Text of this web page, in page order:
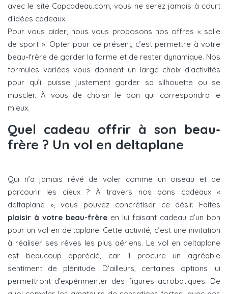
avec le site Capcadeau.com, vous ne serez jamais à court
d’idées cadeaux.
Pour vous aider, nous vous proposons nos offres « salle
de sport ». Opter pour ce présent, c’est permettre à votre
beau-frère de garder la forme et de rester dynamique. Nos
formules variées vous donnent un large choix d’activités
pour qu’il puisse justement garder sa silhouette ou se
muscler. À vous de choisir le bon qui correspondra le
mieux.
Quel cadeau offrir à son beau-
frère ? Un vol en deltaplane
Qui n’a jamais rêvé de voler comme un oiseau et de
parcourir les cieux ? À travers nos bons cadeaux «
deltaplane », vous pouvez concrétiser ce désir. Faites
plaisir à votre beau-frère en lui faisant cadeau d’un bon
pour un vol en deltaplane. Cette activité, c’est une invitation
à réaliser ses rêves les plus aériens. Le vol en deltaplane
est beaucoup apprécié, car il procure un agréable
sentiment de plénitude. D'ailleurs, certaines options lui
permettront d’expérimenter des figures acrobatiques. De